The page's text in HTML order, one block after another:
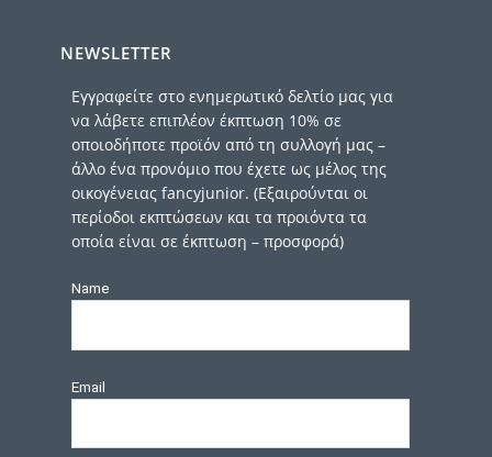
NEWSLETTER
Εγγραφείτε στο ενημερωτικό δελτίο μας για
να λάβετε επιπλέον έκπτωση 10% σε
οποιοδήποτε προϊόν από τη συλλογή μας –
άλλο ένα προνόμιο που έχετε ως μέλος της
οικογένειας fancyjunior. (Εξαιρούνται οι
περίοδοι εκπτώσεων και τα προιόντα τα
οποία είναι σε έκπτωση – προσφορά)
Name
Email